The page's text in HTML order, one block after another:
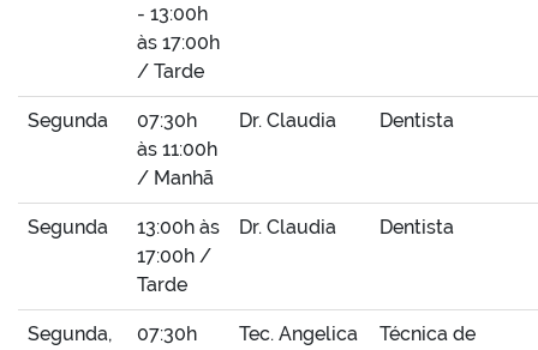
- 13:00h
às 17:00h
/ Tarde
Segunda
07:30h
às 11:00h
/ Manhã
Dr. Claudia Dentista
Segunda
13:00h às
17:00h /
Tarde
Dr. Claudia Dentista
Segunda,
07:30h
Tec. Angelica
Técnica de